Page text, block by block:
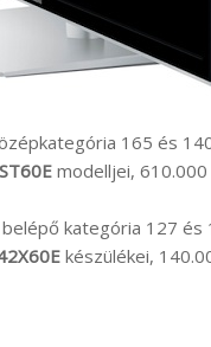
165 és
modelljei,
kategória 127 és
készülékei,